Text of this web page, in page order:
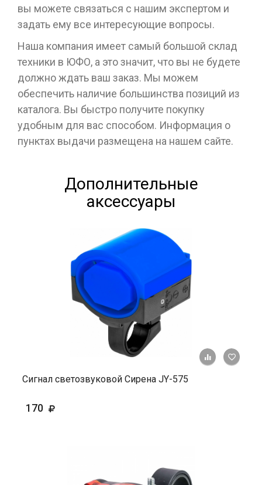
вы можете связаться с нашим экспертом и
задать ему все интересующие вопросы.
Наша компания имеет самый большой склад
техники в ЮФО, а это значит, что вы не будете
должно ждать ваш заказ. Мы можем
обеспечить наличие большинства позиций из
каталога. Вы быстро получите покупку
удобным для вас способом. Информация о
пунктах выдачи размещена на нашем сайте.
Дополнительные
аксессуары
+ К
Сигнал светозвуковой Сирена JY-575
170